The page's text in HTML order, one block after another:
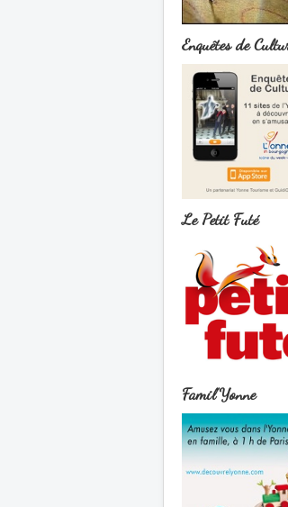
Enquêtes de
Le Petit Futé
Famil'Yonne